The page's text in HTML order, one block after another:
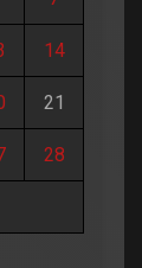
14
21
28